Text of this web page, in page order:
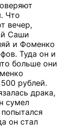
Что
вечер,
Саши
и Фоменко
Туда он и
больше они
рублей.
драка,
сумел
он стал